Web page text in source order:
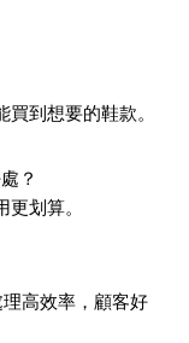
到想要的鞋款。
？
划算。
高效率，顧客好